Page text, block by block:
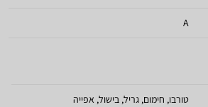
A
טורבו, חימום, גריל, בישול, אפייה